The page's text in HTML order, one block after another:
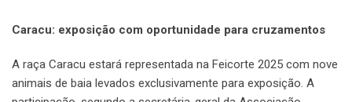
Caracu: exposição com oportunidade para cruzamentos
A raça Caracu estará representada na Feicorte 2025 com nove
animais de baia levados exclusivamente para exposição. A